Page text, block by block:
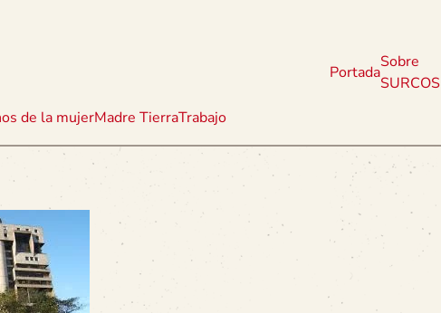
de la mujerMadre TierraTrabajo
Portada
Sobre
SURCOS